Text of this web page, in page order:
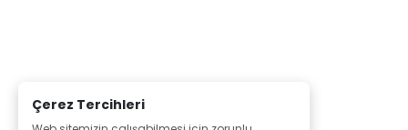
Çerez Tercihleri